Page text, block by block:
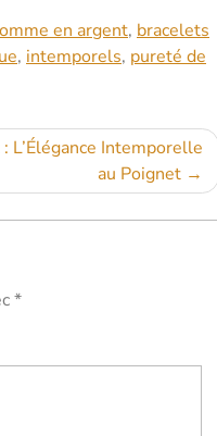
en argent, bracelets
, intemporels, pureté de
L’Élégance Intemporelle
au Poignet
*